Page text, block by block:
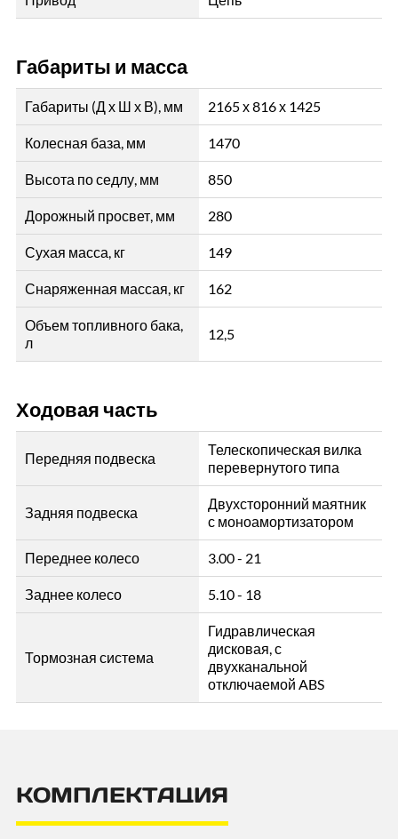
Габариты и масса
Габариты (Д х Ш х В), мм 2165 х 816 х 1425
Колесная база, мм 1470
Высота по седлу, мм 850
Дорожный просвет, мм 280
Сухая масса, кг 149
Снаряженная массая, кг 162
Объем топливного бака,
л
12,5
Ходовая часть
Передняя подвеска
Телескопическая вилка
перевернутого типа
Задняя подвеска
Двухсторонний маятник
с моноамортизатором
Переднее колесо 3.00 - 21
Заднее колесо 5.10 - 18
Тормозная система
Гидравлическая
дисковая, с
двухканальной
отключаемой ABS
КОМПЛЕКТАЦИЯ